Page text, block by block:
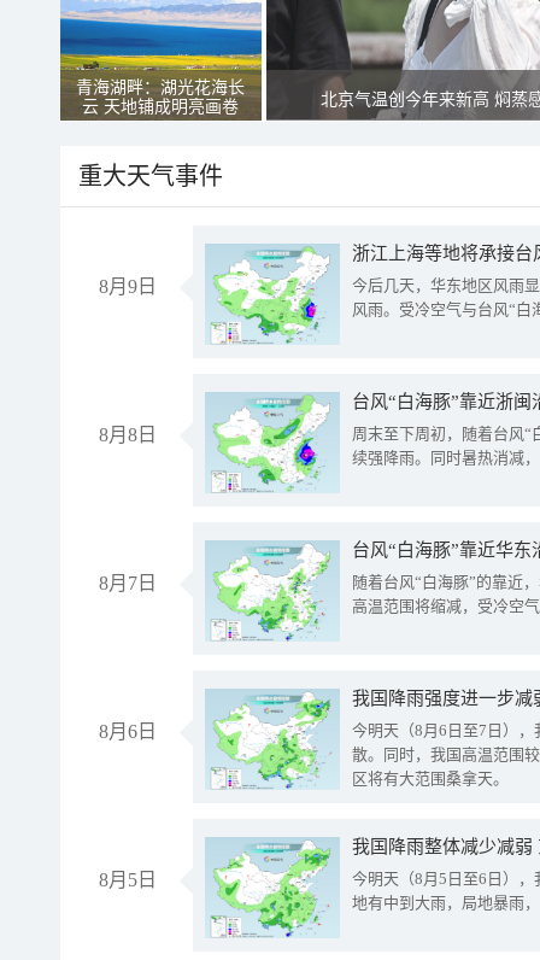
青海湖畔：湖光花海长
云 天地铺成明亮画卷
北京气温创今年来新高 焖蒸
重大天气事件
8月9日
浙江上海等地将承接台
今后几天，华东地区风雨
风雨。受冷空气与台风“白
8月8日
台风“白海豚”靠近浙
周末至下周初，随着台风“
续强降雨。同时暑热消减
8月7日
台风“白海豚”靠近华
随着台风“白海豚”的靠近
高温范围将缩减，受冷空
8月6日
今明天（8月6日至7日）
散。同时，我国高温范围
区将有大范围桑拿天。
8月5日
我国降雨整体减少减弱
今明天（8月5日至6日）
地有中到大雨，局地暴雨